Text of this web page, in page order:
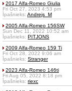
2017 Alfa-Romeo Giulia
Fri Oct 27, 2023 4:53 pm
Īpašnieks: Andrejs_M
2005 Alfa-Romeo 156SW
Sun Dec 11, 2022 10:52 am
Īpašnieks: PITJONS
2009 Alfa-Romeo 159 Ti
Fri Oct 28, 2022 9:06 am
Īpašnieks: Stranger
2023 Alfa-Romeo 146ti
Fri Aug 05, 2022 8:18 pm
Īpašnieks: riexc